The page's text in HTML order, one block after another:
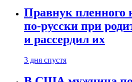
Правнук пленного
по-русски при
и рассердил их
3 дня спустя